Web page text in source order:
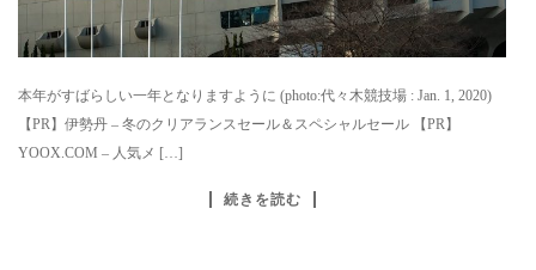
本年がすばらしい一年となりますように (photo:代々木競技場 : Jan. 1, 2020)
【PR】伊勢丹 – 冬のクリアランスセール＆スペシャルセール 【PR】
YOOX.COM – 人気メ […]
続きを読む